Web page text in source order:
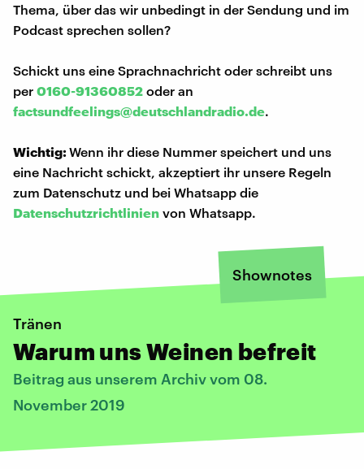
Thema, über das wir unbedingt in der Sendung und im
Podcast sprechen sollen?
Schickt uns eine Sprachnachricht oder schreibt uns
per 0160-91360852 oder an
factsundfeelings@deutschlandradio.de.
Wichtig:Wenn ihr diese Nummer speichert und uns
eine Nachricht schickt, akzeptiert ihr unsere Regeln
zum Datenschutz und bei Whatsapp die
Datenschutzrichtlinien von Whatsapp.
Shownotes
Tränen
Warum uns Weinen befreit
Beitrag aus unserem Archiv vom 08.
November 2019